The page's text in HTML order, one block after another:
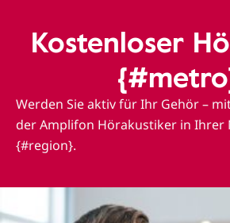
Kostenloser
Werden Sie aktiv für Ihr Gehör –
der Amplifon Hörakustiker in Ihrer
{#region}.